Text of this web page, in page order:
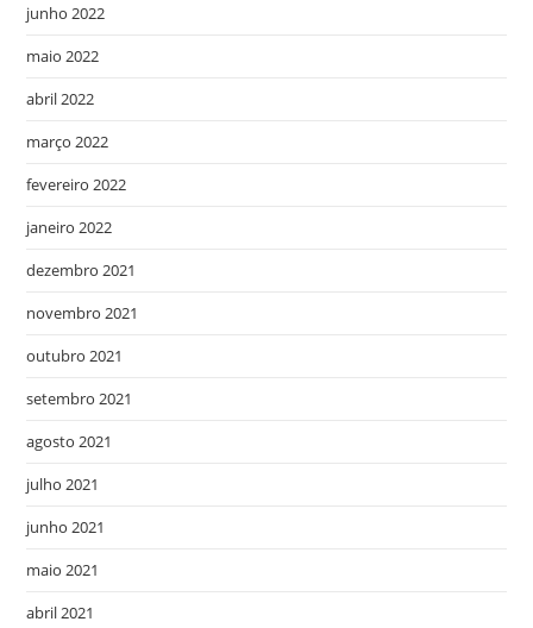
junho 2022
maio 2022
abril 2022
março 2022
fevereiro 2022
janeiro 2022
dezembro 2021
novembro 2021
outubro 2021
setembro 2021
agosto 2021
julho 2021
junho 2021
maio 2021
abril 2021